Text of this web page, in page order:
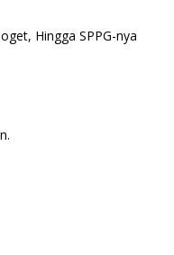
Hingga SPPG-nya